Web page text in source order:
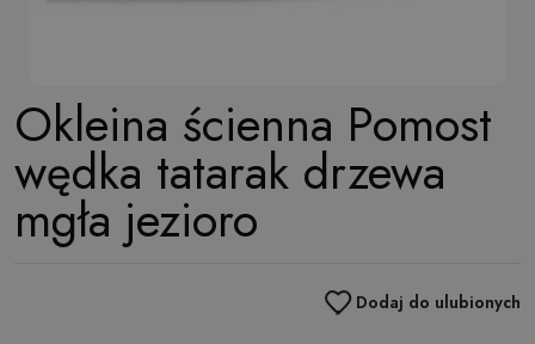
Okleina ścienna Pomost
wędka tatarak drzewa
mgła jezioro
Dodaj do ulubionych